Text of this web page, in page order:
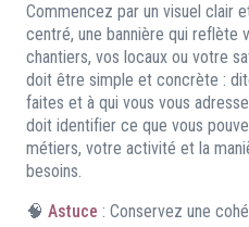
Commencez par un visuel clair
centré, une bannière qui reflète
chantiers, vos locaux ou votre
doit être simple et concrète :
faites et à qui vous vous
doit identifier ce que vous
métiers, votre activité et la
besoins.
🧠 Astuce : Conservez une